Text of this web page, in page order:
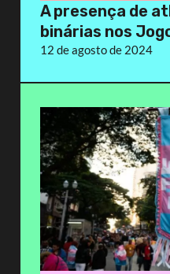
A presença de
binárias nos
12 de agosto de 2024